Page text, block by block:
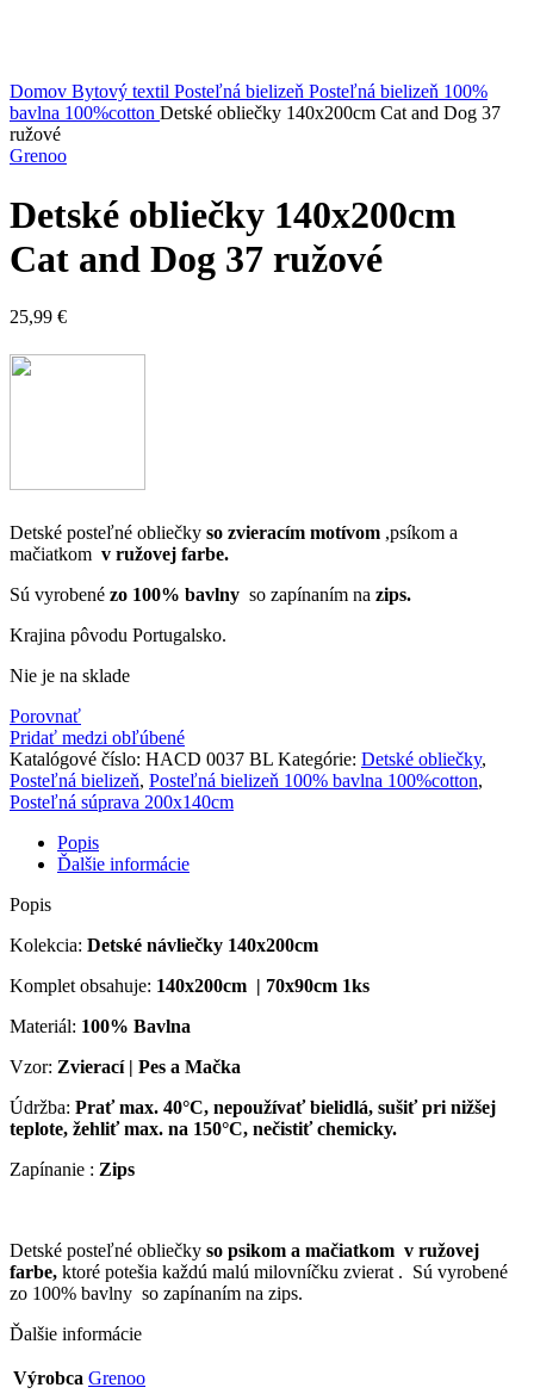
Domov Bytový textil Posteľná bielizeň Posteľná bielizeň 100%
bavlna 100%cotton Detské obliečky 140x200cm Cat and Dog 37
ružové
Grenoo
Detské obliečky 140x200cm
Cat and Dog 37 ružové
25,99 €
Detské posteľné obliečky so zvieracím motívom ,psíkom a
mačiatkom v ružovej farbe.
Sú vyrobené zo 100% bavlny so zapínaním na zips.
Krajina pôvodu Portugalsko.
Nie je na sklade
Porovnať
Pridať medzi obľúbené
Katalógové číslo: HACD 0037 BL Kategórie: Detské obliečky,
Posteľná bielizeň, Posteľná bielizeň 100% bavlna 100%cotton,
Posteľná súprava 200x140cm
Popis
Ďalšie informácie
Popis
Kolekcia: Detské návliečky 140x200cm
Komplet obsahuje: 140x200cm | 70x90cm 1ks
Materiál: 100% Bavlna
Vzor: Zvierací | Pes a Mačka
Údržba: Prať max. 40°C, nepoužívať bielidlá, sušiť pri nižšej
teplote, žehliť max. na 150°C, nečistiť chemicky.
Zapínanie : Zips
Detské posteľné obliečky so psikom a mačiatkom v ružovej
farbe, ktoré potešia každú malú milovníčku zvierat . Sú vyrobené
zo 100% bavlny so zapínaním na zips.
Ďalšie informácie
Výrobca Grenoo